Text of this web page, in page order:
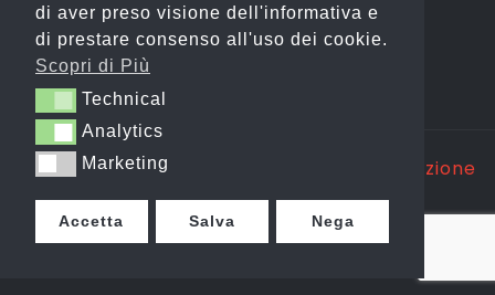
Sabato 09:00-13:00 e 16:00-20:00.
Domenica Chiuso
Copyright @ 2025 GP WEB S.R.L. |
Realizzazione
Siti Web Itala
di aver preso visione dell'informativa e
di prestare consenso all'uso dei cookie.
Scopri di Più
TechnicalTechnical
AnalyticsAnalytics
MarketingMarketing
Accetta Salva Nega